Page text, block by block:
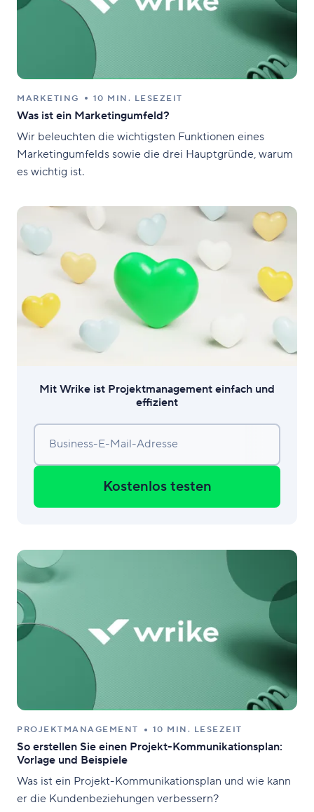
MARKETING 10 MIN. LESEZEIT
Was ist ein Marketingumfeld?
Wir beleuchten die wichtigsten Funktionen eines
Marketingumfelds sowie die drei Hauptgründe, warum
es wichtig ist.
Mit Wrike ist Projektmanagement einfach und
effizient
Business-E-Mail-Adresse
Kostenlos testen
PROJEKTMANAGEMENT 10 MIN. LESEZEIT
So erstellen Sie einen Projekt-Kommunikationsplan:
Vorlage und Beispiele
Was ist ein Projekt-Kommunikationsplan und wie kann
er die Kundenbeziehungen verbessern?